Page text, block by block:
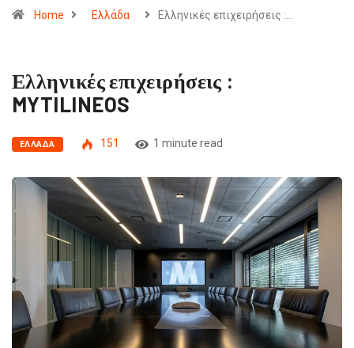
Home Ελλάδα Ελληνικές επιχειρήσεις :…
Ελληνικές επιχειρήσεις :
MYTILINEOS
ΕΛΛΆΔΑ 151 1 minute read